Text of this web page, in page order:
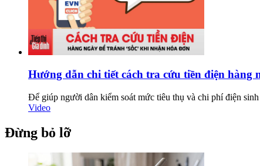
Hướng dẫn chi tiết cách tra cứu tiền điện hàng
Để giúp người dân kiểm soát mức tiêu thụ và chi phí điện
Video
Đừng bỏ lỡ